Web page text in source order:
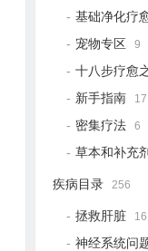
基础净化疗
宠物专区 9
十八步疗愈
新手指南 17
密集疗法 6
草本和补充
疾病目录 256
拯救肝脏 16
神经系统问